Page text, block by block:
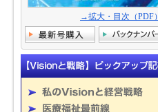
→拡大・目次（PDF）